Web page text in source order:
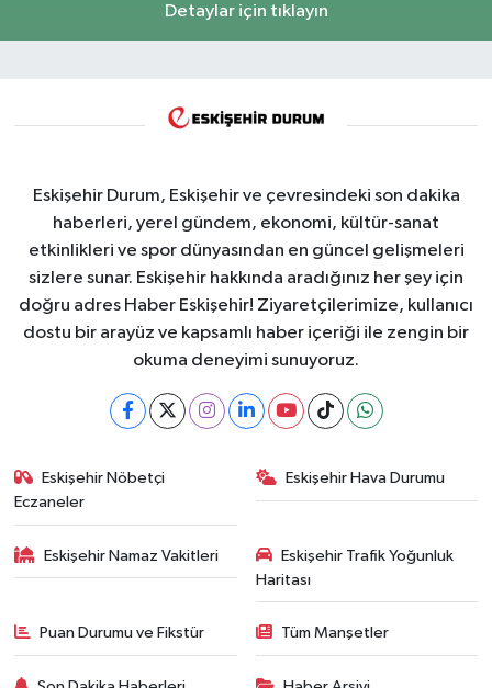
Detaylar için tıklayın
Eskişehir Durum, Eskişehir ve çevresindeki son dakika
haberleri, yerel gündem, ekonomi, kültür-sanat
etkinlikleri ve spor dünyasından en güncel gelişmeleri
sizlere sunar. Eskişehir hakkında aradığınız her şey için
doğru adres Haber Eskişehir! Ziyaretçilerimize, kullanıcı
dostu bir arayüz ve kapsamlı haber içeriği ile zengin bir
okuma deneyimi sunuyoruz.
Eskişehir Nöbetçi
Eczaneler
Eskişehir Hava Durumu
Eskişehir Namaz Vakitleri
Eskişehir Trafik Yoğunluk
Haritası
Puan Durumu ve Fikstür Tüm Manşetler